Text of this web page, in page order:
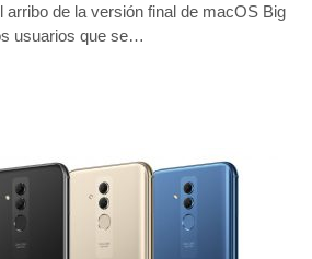
arribo de la versión final de macOS Big
usuarios que se…